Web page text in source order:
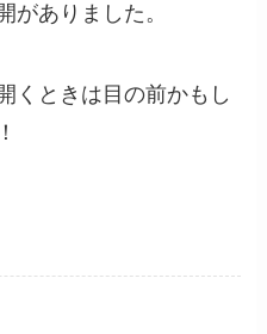
がありました。
くときは目の前かもし